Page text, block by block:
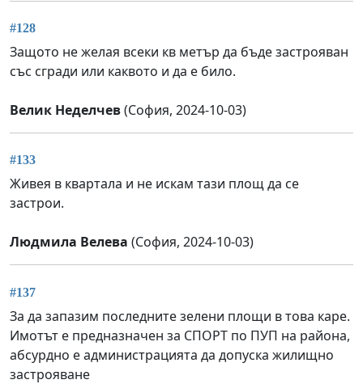
#128
Защото не желая всеки кв метър да бъде застрояван
със сгради или каквото и да е било.
Велик Неделчев(София, 2024-10-03)
#133
Живея в квартала и не искам тази площ да се
застрои.
Людмила Велева (София, 2024-10-03)
#137
За да запазим последните зелени площи в това каре.
Имотът е предназначен за СПОРТ по ПУП на района,
абсурдно е администрацията да допуска жилищно
застрояване